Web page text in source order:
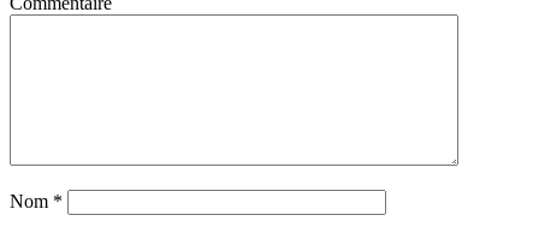
Nom *